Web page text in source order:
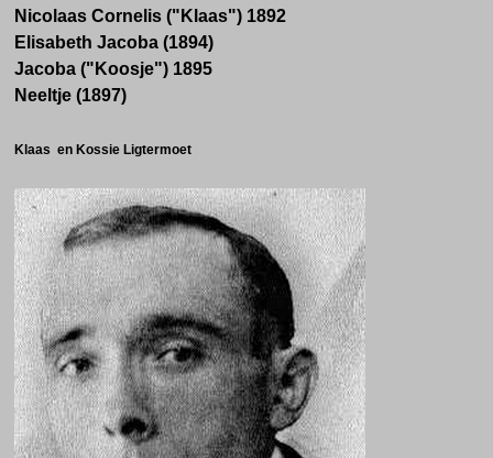
Nicolaas Cornelis ("Klaas") 1892
Elisabeth Jacoba (1894)
Jacoba ("Koosje") 1895
Neeltje (1897)
Klaas en Kossie Ligtermoet